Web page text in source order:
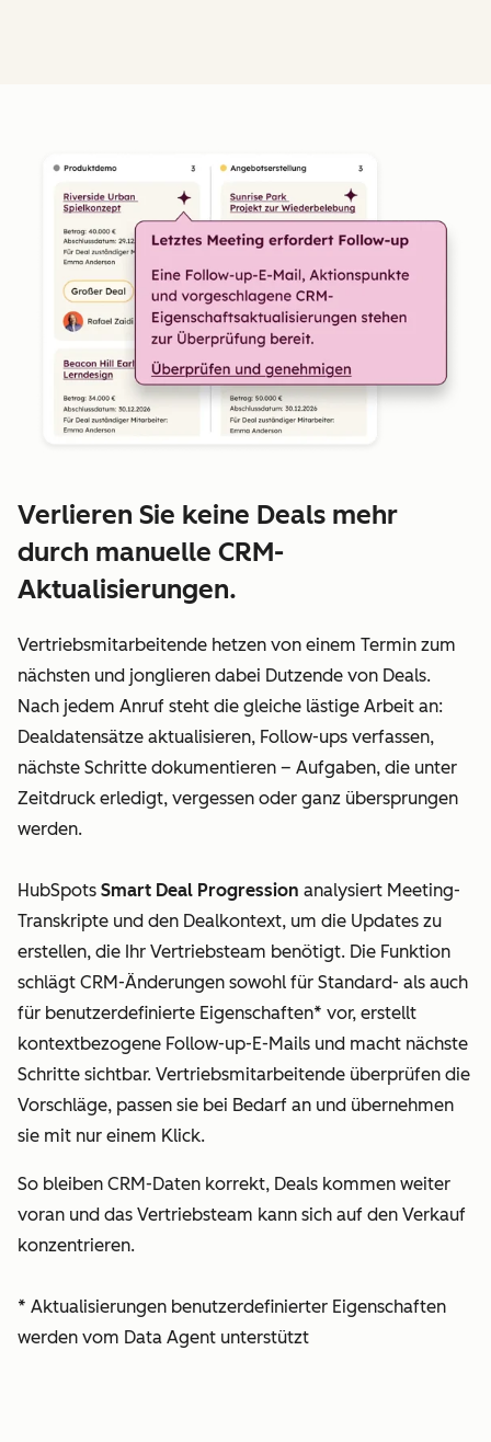
Verlieren Sie keine Deals mehr
durch manuelle CRM-
Aktualisierungen.
Vertriebsmitarbeitende hetzen von einem Termin zum
nächsten und jonglieren dabei Dutzende von Deals.
Nach jedem Anruf steht die gleiche lästige Arbeit an:
Dealdatensätze aktualisieren, Follow-ups verfassen,
nächste Schritte dokumentieren – Aufgaben, die unter
Zeitdruck erledigt, vergessen oder ganz übersprungen
werden.
HubSpots Smart Deal Progression analysiert Meeting-
Transkripte und den Dealkontext, um die Updates zu
erstellen, die Ihr Vertriebsteam benötigt. Die Funktion
schlägt CRM-Änderungen sowohl für Standard- als auch
für benutzerdefinierte Eigenschaften* vor, erstellt
kontextbezogene Follow-up-E-Mails und macht nächste
Schritte sichtbar. Vertriebsmitarbeitende überprüfen die
Vorschläge, passen sie bei Bedarf an und übernehmen
sie mit nur einem Klick.
So bleiben CRM-Daten korrekt, Deals kommen weiter
voran und das Vertriebsteam kann sich auf den Verkauf
konzentrieren.
* Aktualisierungen benutzerdefinierter Eigenschaften
werden vom Data Agent unterstützt